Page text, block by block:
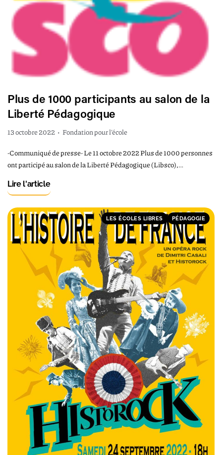
Plus de 1000 participants au salon de la
Liberté Pédagogique
13 octobre 2022 • Fondation pour l'école
-Communiqué de presse- Le 11 octobre 2022 Plus de 1000 personnes
ont participé au salon de la Liberté Pédagogique (Libsco),…
Lire l'article
LES ÉCOLES LIBRES PÉDAGOGIE